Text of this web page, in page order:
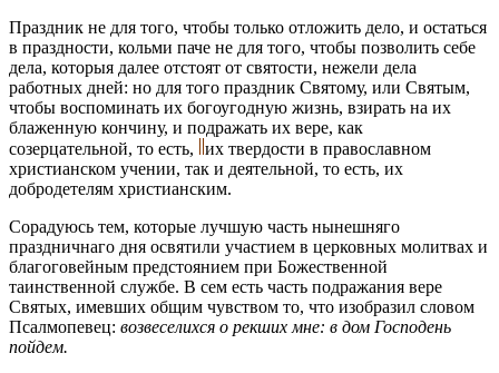
Праздник не для того, чтобы только отложить дело, и остаться
в праздности, кольми паче не для того, чтобы позволить себе
дела, которыя далее отстоят от святости, нежели дела
работных дней: но для того праздник Святому, или Святым,
чтобы воспоминать их богоугодную жизнь, взирать на их
блаженную кончину, и подражать их вере, как
созерцательной, то есть,
их твердости в православном
христианском учении, так и деятельной, то есть, их
добродетелям христианским.
Сорадуюсь тем, которые лучшую часть нынешняго
праздничнаго дня освятили участием в церковных молитвах и
благоговейным предстоянием при Божественной
таинственной службе. В сем есть часть подражания вере
Святых, имевших общим чувством то, что изобразил словом
Псалмопевец: возвеселихся о рекших мне: в дом Господень
пойдем.